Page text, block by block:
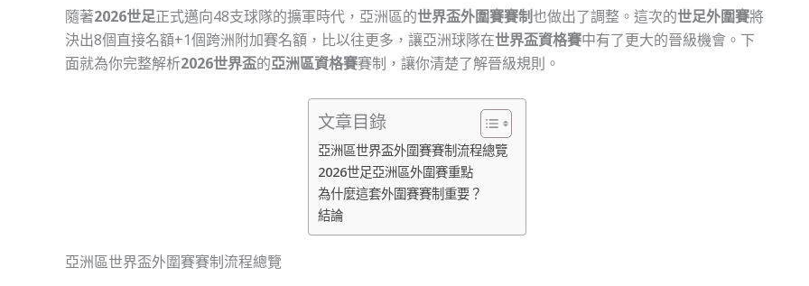
隨著2026世足正式邁向48支球隊的擴軍時代，亞洲區的世界盃外圍賽賽制也做出了調整。這次的世足外圍賽將
決出8個直接名額+1個跨洲附加賽名額，比以往更多，讓亞洲球隊在世界盃資格賽中有了更大的晉級機會。下
面就為你完整解析2026世界盃的亞洲區資格賽賽制，讓你清楚了解晉級規則。
文章目錄
亞洲區世界盃外圍賽賽制流程總覽
2026世足亞洲區外圍賽重點
為什麼這套外圍賽賽制重要？
結論
亞洲區世界盃外圍賽賽制流程總覽